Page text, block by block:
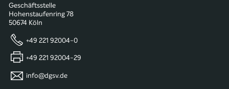
Geschäftsstelle
Hohenstaufenring 78
50674 Köln
+49 221 92004-0
+49 221 92004-29
info@dgsv.de